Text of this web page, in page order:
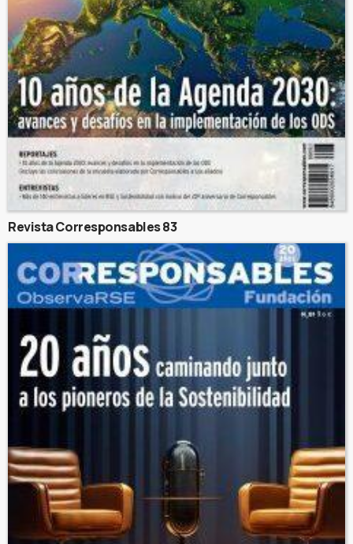
Revista Corresponsables 83